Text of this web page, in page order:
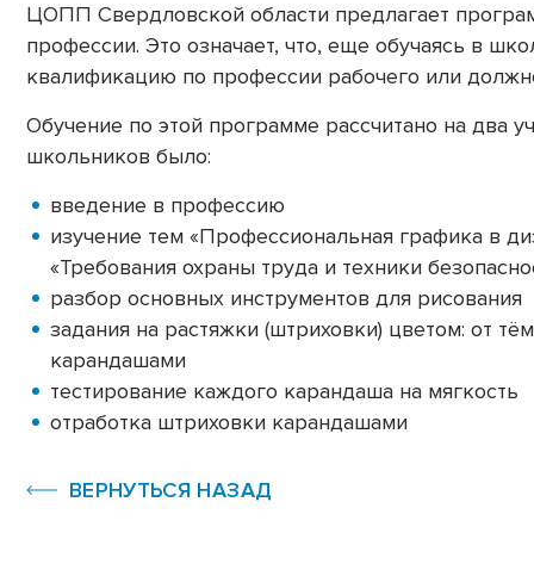
ЦОПП Свердловской области предлагает
профессии. Это означает, что, еще обучаясь в
квалификацию по профессии рабочего или
Обучение по этой программе рассчитано на два
школьников было:
введение в профессию
изучение тем «Профессиональная графика в
«Требования охраны труда и техники
разбор основных инструментов для рисования
задания на растяжки (штриховки) цветом: от
карандашами
тестирование каждого карандаша на мягкость
отработка штриховки карандашами
ВЕРНУТЬСЯ НАЗАД